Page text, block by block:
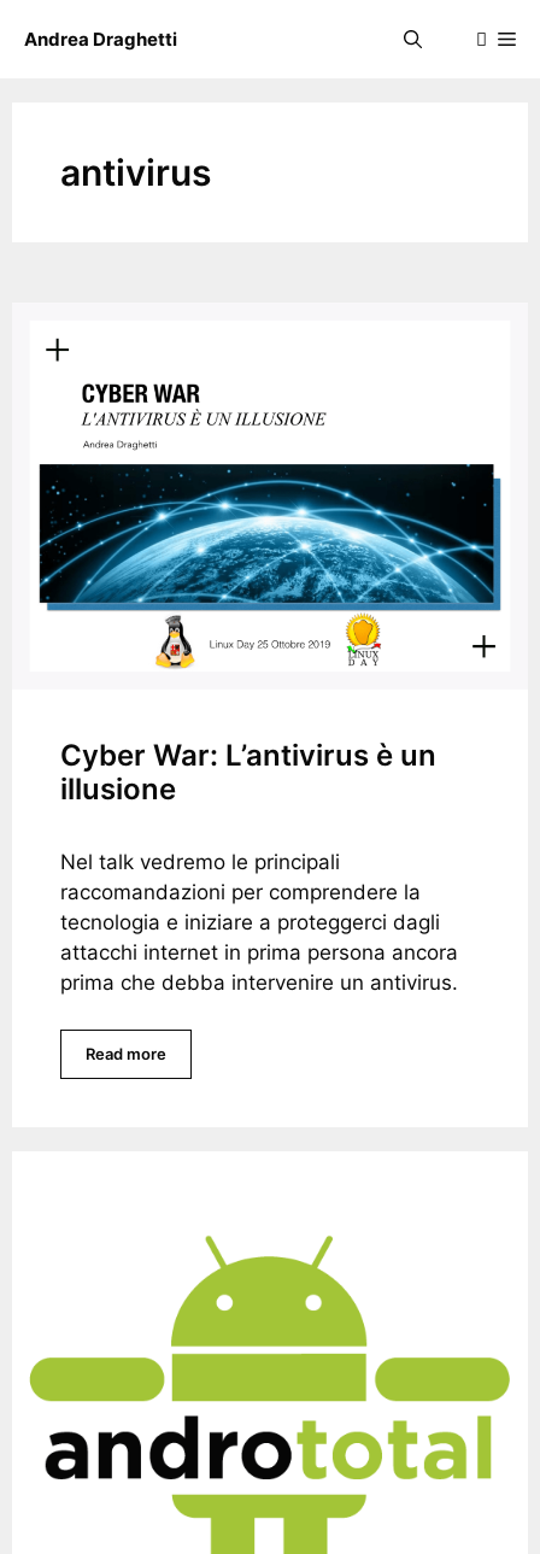
Andrea Draghetti
antivirus
Cyber War: L’antivirus è un
illusione
Nel talk vedremo le principali
raccomandazioni per comprendere la
tecnologia e iniziare a proteggerci dagli
attacchi internet in prima persona ancora
prima che debba intervenire un antivirus.
Read more